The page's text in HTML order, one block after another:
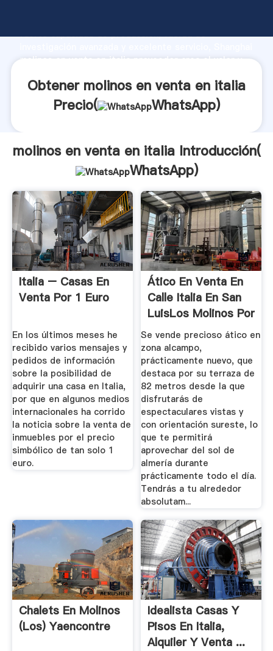
fuerte capacidad de producción, fuerza de
molinos en venta en italia proveedor crea el valor y
Obtener molinos en venta en italia
Precio(
WhatsApp)
molinos en venta en italia Introducción(
WhatsApp)
Italia – Casas En
Venta Por 1 Euro
En los últimos meses he
recibido varios mensajes y
pedidos de información
sobre la posibilidad de
adquirir una casa en Italia,
por que en algunos medios
internacionales ha corrido
la noticia sobre la venta de
inmuebles por el precio
simbólico de tan solo 1
euro.
Ático En Venta En
Calle Italia En San
LuisLos Molinos Por
...
Se vende precioso ático en
zona alcampo,
prácticamente nuevo, que
destaca por su terraza de
82 metros desde la que
disfrutarás de
espectaculares vistas y
con orientación sureste, lo
que te permitirá
aprovechar del sol de
almería durante
prácticamente todo el día.
Tendrás a tu alrededor
absolutam...
Chalets En Molinos
(Los) Yaencontre
Idealista Casas Y
Pisos En Italia,
Alquiler Y Venta ...